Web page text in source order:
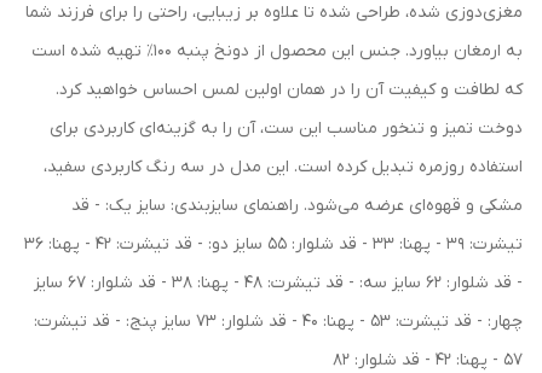
مغزی‌دوزی شده، طراحی شده تا علاوه بر زیبایی، راحتی را برای فرزند شما
به ارمغان بیاورد. جنس این محصول از دونخ پنبه 100٪ تهیه شده است
که لطافت و کیفیت آن را در همان اولین لمس احساس خواهید کرد.
دوخت تمیز و تنخور مناسب این ست، آن را به گزینه‌ای کاربردی برای
استفاده روزمره تبدیل کرده است. این مدل در سه رنگ کاربردی سفید،
مشکی و قهوه‌ای عرضه می‌شود. راهنمای سایزبندی: سایز یک: - قد
تیشرت: 39 - پهنا: 33 - قد شلوار: 55 سایز دو: - قد تیشرت: 42 - پهنا: 36
- قد شلوار: 62 سایز سه: - قد تیشرت: 48 - پهنا: 38 - قد شلوار: 67 سایز
چهار: - قد تیشرت: 53 - پهنا: 40 - قد شلوار: 73 سایز پنج: - قد تیشرت:
57 - پهنا: 42 - قد شلوار: 82